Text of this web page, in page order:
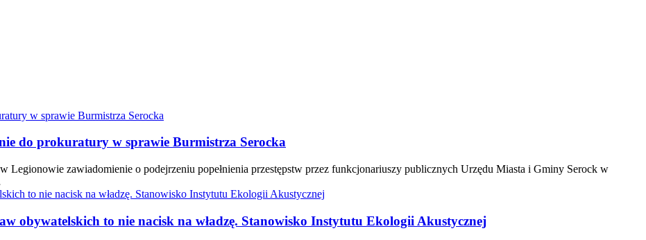
do prokuratury w sprawie Burmistrza Serocka
Legionowie zawiadomienie o podejrzeniu popełnienia przestępstw przez funkcjonariuszy publicznych Urzędu Miasta i Gminy Serock w
obywatelskich to nie nacisk na władzę. Stanowisko Instytutu Ekologii Akustycznej